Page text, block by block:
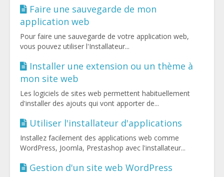
Faire une sauvegarde de mon
application web
Pour faire une sauvegarde de votre application web,
vous pouvez utiliser l'Installateur...
Installer une extension ou un thème à
mon site web
Les logiciels de sites web permettent habituellement
d'installer des ajouts qui vont apporter de...
Utiliser l'installateur d'applications
Installez facilement des applications web comme
WordPress, Joomla, Prestashop avec l'installateur...
Gestion d'un site web WordPress